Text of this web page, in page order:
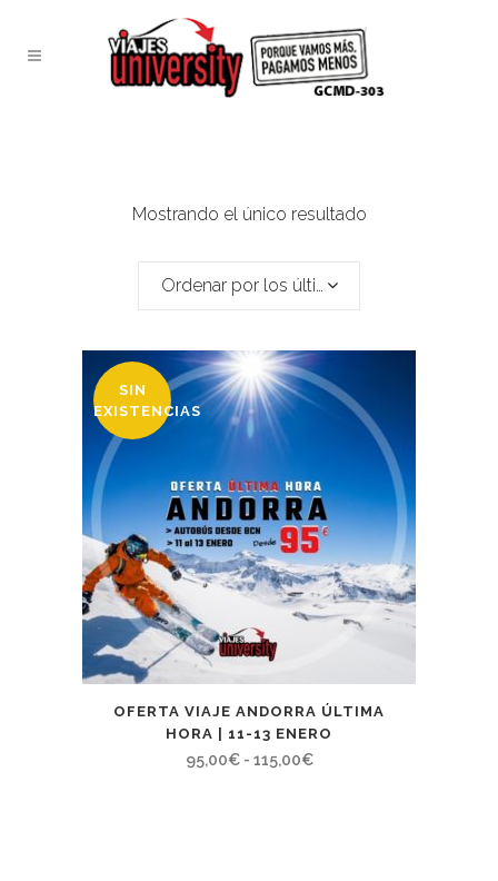
Mostrando el único resultado
Ordenar por los últimos
SIN
EXISTENCIAS
OFERTA VIAJE ANDORRA ÚLTIMA
HORA | 11-13 ENERO
95,00€ - 115,00€Rango